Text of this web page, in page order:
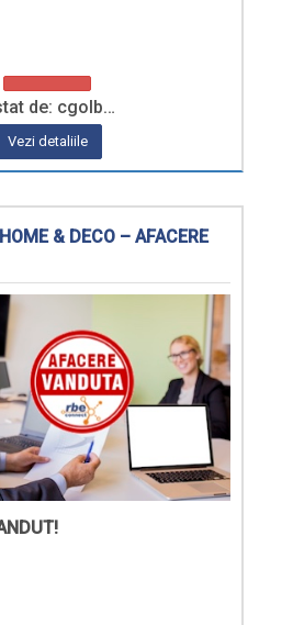
de: cgolb…
Vezi detaliile
& DECO – AFACERE